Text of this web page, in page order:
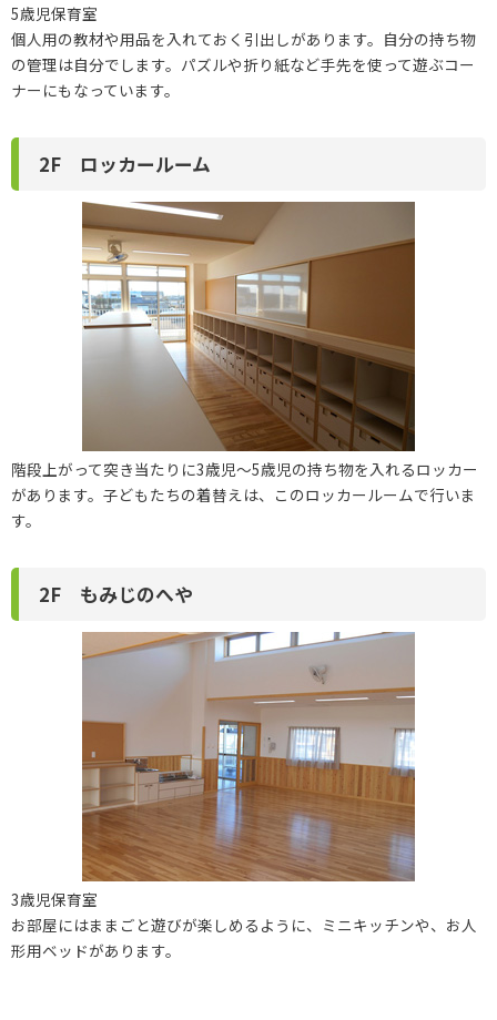
5歳児保育室
個人用の教材や用品を入れておく引出しがあります。自分の持ち物
の管理は自分でします。パズルや折り紙など手先を使って遊ぶコー
ナーにもなっています。
2F ロッカールーム
階段上がって突き当たりに3歳児～5歳児の持ち物を入れるロッカー
があります。子どもたちの着替えは、このロッカールームで行いま
す。
2F もみじのへや
3歳児保育室
お部屋にはままごと遊びが楽しめるように、ミニキッチンや、お人
形用ベッドがあります。